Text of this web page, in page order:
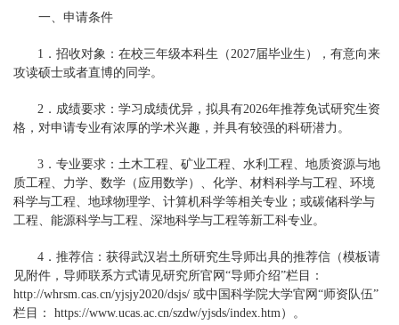
一、申请条件
1． 招收对象： 在校三年级本科生（2027届毕业生），有意向来
攻读硕士或者直博的同学。
2． 成绩要求： 学习成绩优异，拟具有2026年推荐免试研究生资
格，对申请专业有浓厚的学术兴趣，并具有较强的科研潜力。
3． 专业要求： 土木工程、矿业工程、水利工程、地质资源与地
质工程、力学、数学（应用数学）、化学、材料科学与工程、环境
科学与工程、地球物理学、计算机科学等相关专业；或碳储科学与
工程、能源科学与工程、深地科学与工程等新工科专业。
4． 推荐信： 获得武汉岩土所研究生导师出具的推荐信（模板请
见附件，导师联系方式请见研究所官网“导师介绍”栏目：
http://whrsm.cas.cn/yjsjy2020/dsjs/ 或中国科学院大学官网“师资队伍”
栏目： https://www.ucas.ac.cn/szdw/yjsds/index.htm）。